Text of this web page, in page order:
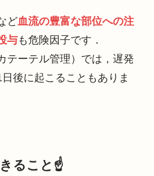
ど血流の豊富な部位への注
与も危険因子です．
テーテル管理）では，遅発
後に起こることもありま
ること☝️